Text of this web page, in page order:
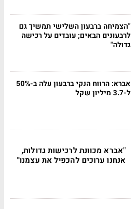
"הצמיחה ברבעון השלישי תמשיך גם
לרבעונים הבאים; עובדים על רכישה
גדולה"
אברא: הרווח הנקי ברבעון עלה ב-50%
ל-3.7 מיליון שקל
"אברא מכוונת לרכישות גדולות,
אנחנו ערוכים להכפיל את עצמנו"